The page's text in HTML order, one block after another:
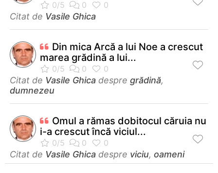
Citat de Vasile Ghica
Din mica Arcă a lui Noe a crescut
marea grădină a lui...
Citat de Vasile Ghica despre grădină,
dumnezeu
Omul a rămas dobitocul căruia nu
i-a crescut încă viciul...
Citat de Vasile Ghica despre viciu, oameni